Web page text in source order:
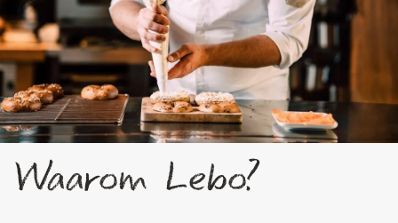
Waarom Lebo?